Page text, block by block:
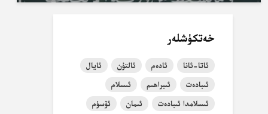
خەتكۈشلەر
ئاتا-ئانا ئادەم ئالتۇن
ئايال
ئىبادەت
ئىبراھىم
ئىسلام
ئىسلامدا ئىبادەت
ئىمان
ئۆسۈم